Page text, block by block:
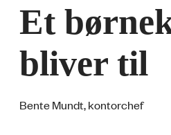
Et
bliver til
Bente Mundt, kontorchef